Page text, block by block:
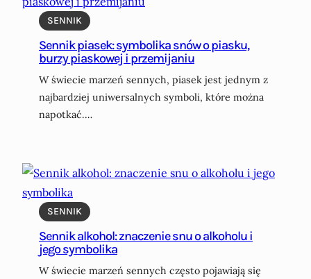
SENNIK
Sennik piasek: symbolika snów o piasku,
burzy piaskowej i przemijaniu
W świecie marzeń sennych, piasek jest jednym z
najbardziej uniwersalnych symboli, które można
napotkać.…
SENNIK
Sennik alkohol: znaczenie snu o alkoholu i
jego symbolika
W świecie marzeń sennych często pojawiają się